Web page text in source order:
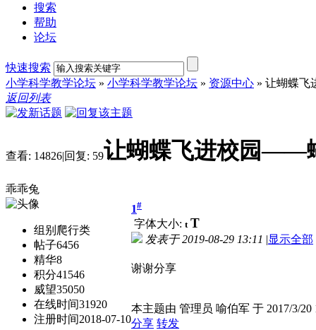
搜索
帮助
论坛
快速搜索
小学科学教学论坛 » 小学科学教学论坛 » 资源中心 » 让蝴蝶
返回列表
查看: 14826|回复: 59让蝴蝶飞进校园——
乖乖兔
组别 爬行类
帖子6456
精华8
积分41546
威望35050
在线时间31920
注册时间2018-07-10
1#
字体大小: t T
发表于2019-08-29 13:11 |显示全部
谢谢分享
本主题由 管理员 喻伯军 于 2017/3/
分享 转发